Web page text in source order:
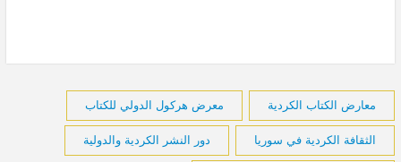
معارض الكتاب الكردية معرض هركول الدولي للكتاب
الثقافة الكردية في سوريا دور النشر الكردية والدولية